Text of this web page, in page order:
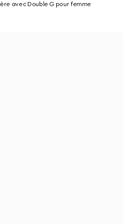
avec Double G pour femme